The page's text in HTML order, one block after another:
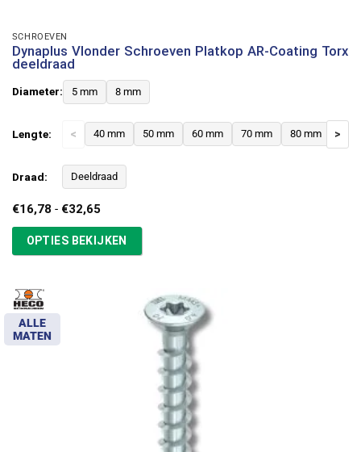
SCHROEVEN
Dynaplus Vlonder Schroeven Platkop AR-Coating Torx
deeldraad
Diameter: 5 mm 8 mm
Lengte: < 40 mm 50 mm 60 mm 70 mm 80 mm >
Draad: Deeldraad
€16,78 - €32,65Prijsklasse:
tot
€32,65
OPTIES BEKIJKEN
ALLE
MATEN